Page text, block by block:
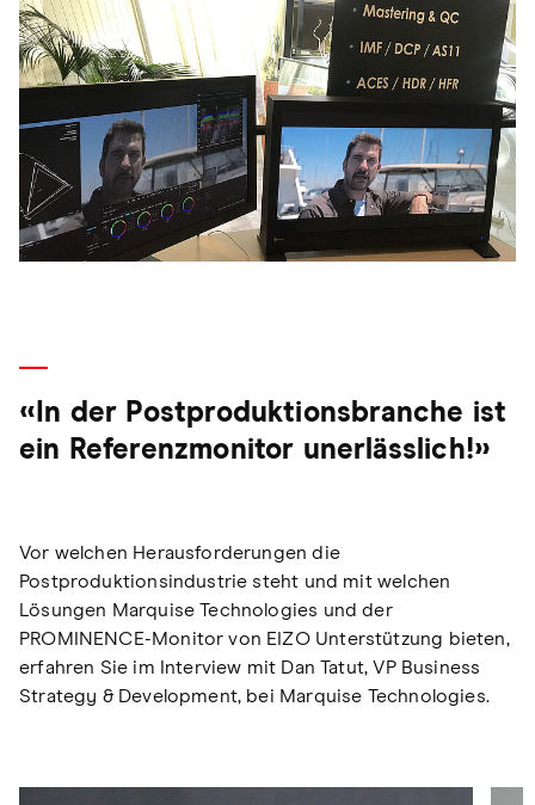
«In der Postproduktionsbranche ist
ein Referenzmonitor unerlässlich!»
Vor welchen Herausforderungen die
Postproduktionsindustrie steht und mit welchen
Lösungen Marquise Technologies und der
PROMINENCE-Monitor von EIZO Unterstützung bieten,
erfahren Sie im Interview mit Dan Tatut, VP Business
Strategy & Development, bei Marquise Technologies.